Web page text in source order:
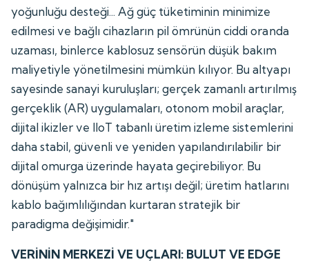
yoğunluğu desteği... Ağ güç tüketiminin minimize
edilmesi ve bağlı cihazların pil ömrünün ciddi oranda
uzaması, binlerce kablosuz sensörün düşük bakım
maliyetiyle yönetilmesini mümkün kılıyor. Bu altyapı
sayesinde sanayi kuruluşları; gerçek zamanlı artırılmış
gerçeklik (AR) uygulamaları, otonom mobil araçlar,
dijital ikizler ve IIoT tabanlı üretim izleme sistemlerini
daha stabil, güvenli ve yeniden yapılandırılabilir bir
dijital omurga üzerinde hayata geçirebiliyor. Bu
dönüşüm yalnızca bir hız artışı değil; üretim hatlarını
kablo bağımlılığından kurtaran stratejik bir
paradigma değişimidir."
VERİNİN MERKEZİ VE UÇLARI: BULUT VE EDGE